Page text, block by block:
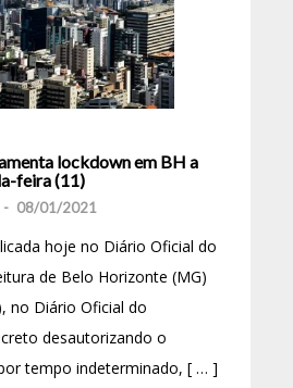
lockdown em BH a
feira (11)
- 08/01/2021
hoje no Diário Oficial do
de Belo Horizonte (MG)
no Diário Oficial do
desautorizando o
tempo indeterminado, [ … ]